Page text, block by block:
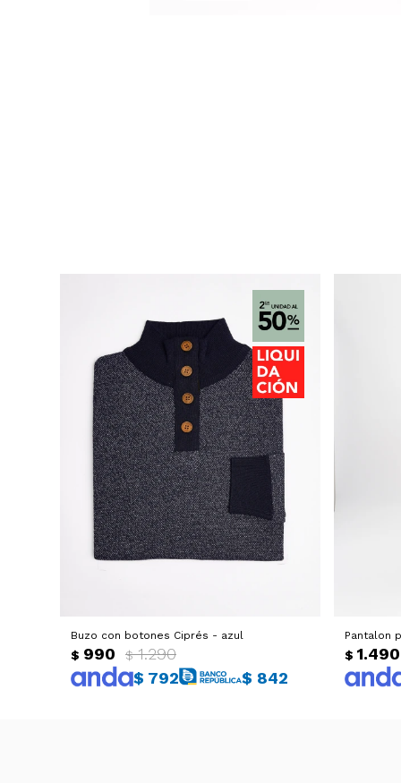
Buzo con botones Ciprés - azul
$ 990 $ 1.290
$ 792 $ 842
Pantalon
$ 1.490